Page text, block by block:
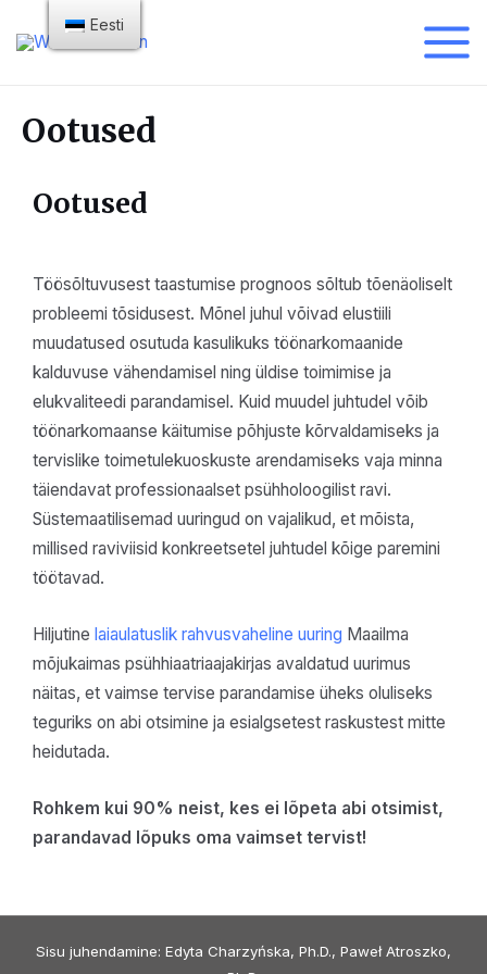
Ootused
Ootused
Töösõltuvusest taastumise prognoos sõltub tõenäoliselt
probleemi tõsidusest. Mõnel juhul võivad elustiili
muudatused osutuda kasulikuks töönarkomaanide
kalduvuse vähendamisel ning üldise toimimise ja
elukvaliteedi parandamisel. Kuid muudel juhtudel võib
töönarkomaanse käitumise põhjuste kõrvaldamiseks ja
tervislike toimetulekuoskuste arendamiseks vaja minna
täiendavat professionaalset psühholoogilist ravi.
Süstemaatilisemad uuringud on vajalikud, et mõista,
millised raviviisid konkreetsetel juhtudel kõige paremini
töötavad.
Hiljutine laiaulatuslik rahvusvaheline uuring Maailma
mõjukaimas psühhiaatriaajakirjas avaldatud uurimus
näitas, et vaimse tervise parandamise üheks oluliseks
teguriks on abi otsimine ja esialgsetest raskustest mitte
heidutada.
Rohkem kui 90% neist, kes ei lõpeta abi otsimist,
parandavad lõpuks oma vaimset tervist!
Sisu juhendamine: Edyta Charzyńska, Ph.D., Paweł Atroszko,
Eesti